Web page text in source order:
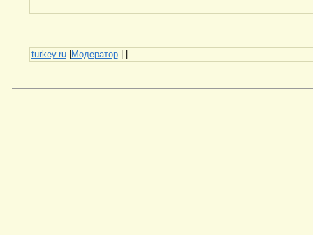
turkey.ru|Модератор| |